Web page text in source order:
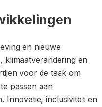
en nieuwe
klimaatverandering en
voor de taak om
passen aan
Innovatie, inclusiviteit en